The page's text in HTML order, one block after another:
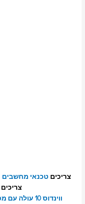
צריכים טכנאי מחשבים
צריכים
ווינדוס 10 עולה עם מסך כחול